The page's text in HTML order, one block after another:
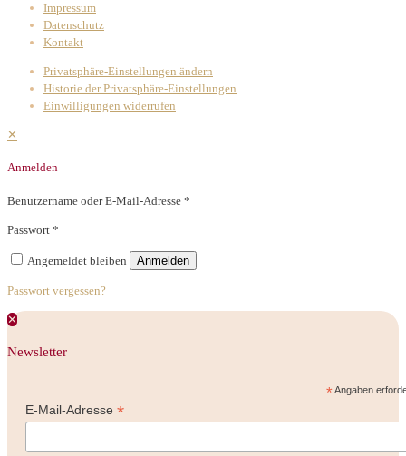
Impressum
Datenschutz
Kontakt
Privatsphäre-Einstellungen ändern
Historie der Privatsphäre-Einstellungen
Einwilligungen widerrufen
✕
Anmelden
Benutzername oder E-Mail-Adresse *
Passwort *
Angemeldet bleiben Anmelden
Passwort vergessen?
✕
Newsletter
*Angaben
E-Mail-Adresse *